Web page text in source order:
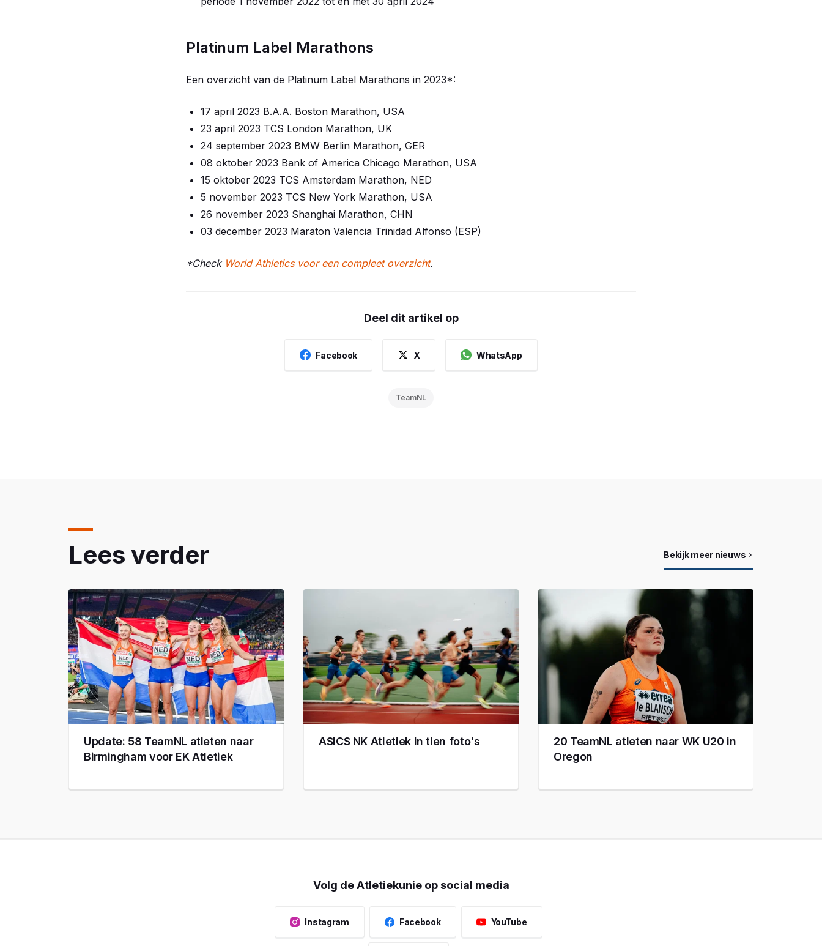
Platinum Label Marathons
Een overzicht van de Platinum Label Marathons in 2023*:
17 april 2023 B.A.A. Boston Marathon, USA
23 april 2023 TCS London Marathon, UK
24 september 2023 BMW Berlin Marathon, GER
08 oktober 2023 Bank of America Chicago Marathon, USA
15 oktober 2023 TCS Amsterdam Marathon, NED
5 november 2023 TCS New York Marathon, USA
26 november 2023 Shanghai Marathon, CHN
03 december 2023 Maraton Valencia Trinidad Alfonso (ESP)
*Check World Athletics voor een compleet overzicht.
Deel dit artikel op
Facebook X WhatsApp
TeamNL
Lees verder Bekijk meer nieuws
Update: 58 TeamNL atleten naar
Birmingham voor EK Atletiek
ASICS NK Atletiek in tien foto's
20 TeamNL atleten naar WK U20 in
Oregon
Volg de Atletiekunie op social media
Instagram Facebook YouTube